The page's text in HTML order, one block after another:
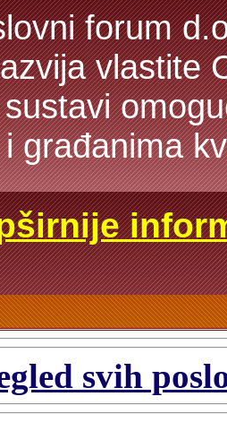
forum
vlastite
građanima
svih